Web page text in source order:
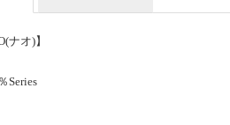
ナオ)】
Series